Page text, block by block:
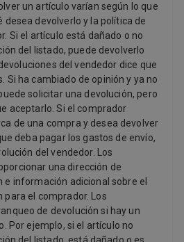
un artículo varían según lo que
desea devolverlo y la política de
Si el artículo está dañado o no
del listado, puede devolverlo
del vendedor dice que
Si ha cambiado de opinión y ya no
solicitar una devolución, pero
aceptarlo. Si el comprador
de una compra y desea devolver
deba pagar los gastos de envío,
del vendedor. Los
una dirección de
información adicional sobre el
el comprador. Los
de devolución si hay un
Por ejemplo, si el artículo no